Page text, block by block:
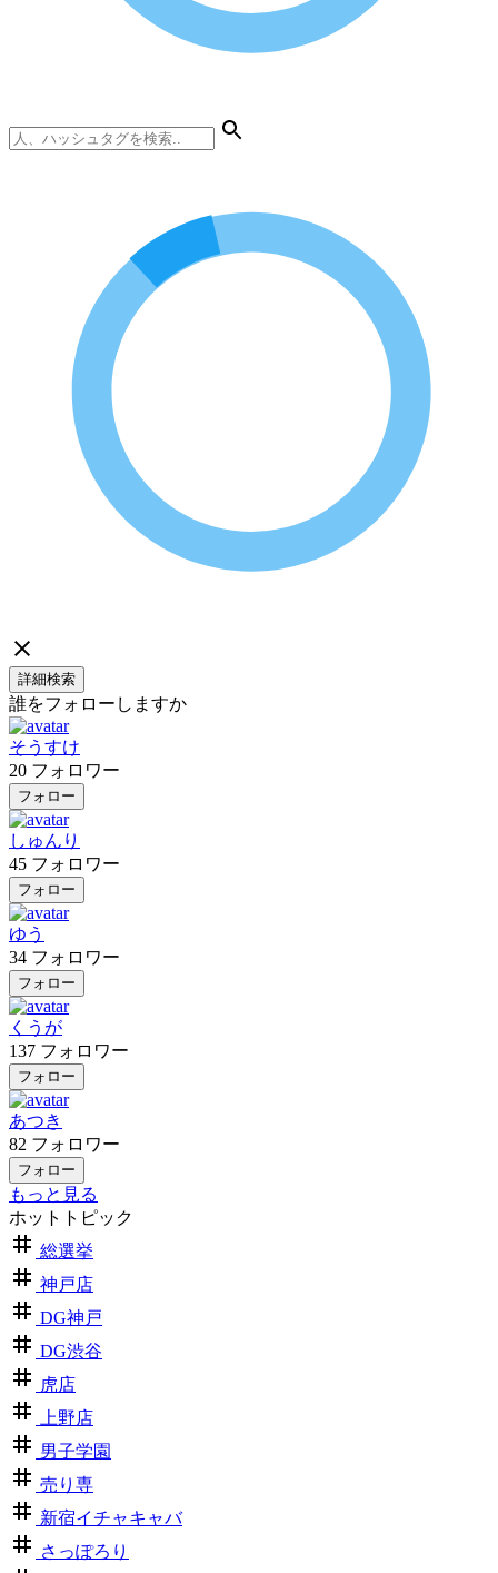
詳細検索
誰をフォローしますか
そうすけ
20 フォロワー
フォロー
しゅんり
45 フォロワー
フォロー
ゆう
34 フォロワー
フォロー
くうが
137 フォロワー
フォロー
あつき
82 フォロワー
フォロー
もっと見る
ホットトピック
総選挙
神戸店
DG神戸
DG渋谷
虎店
上野店
男子学園
売り専
新宿イチャキャバ
さっぽろり